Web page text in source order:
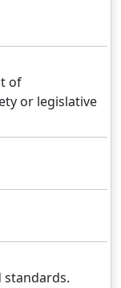
of
or legislative
standards.